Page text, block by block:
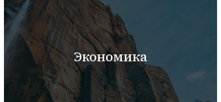
Экономика